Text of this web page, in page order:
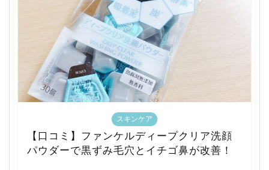
スキンケア
【口コミ】ファンケルディープクリア洗顔
パウダーで黒ずみ毛穴とイチゴ鼻が改善！